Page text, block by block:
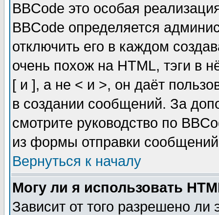
BBCode это особая
BBCode определяется
отключить его в каждом
очень похож на HTML, тэги в
[ и ], а не < и >, он даёт
в создании сообщений. За
смотрите руководство по
из формы отправки
Вернуться к началу
Могу ли я использовать
Зависит от того разрешено